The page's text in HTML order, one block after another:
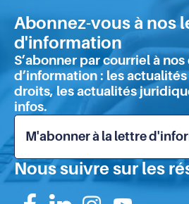
Abonnez-vous à nos
d'information
S’abonner par courriel à
d’information : les
droits, les actualités
infos.
M'abonner à la lettre
Nous suivre sur les